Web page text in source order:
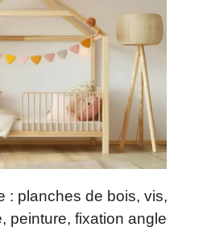
: planches de bois, vis,
peinture, fixation angle